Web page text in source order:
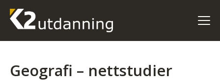
Geografi – nettstudier